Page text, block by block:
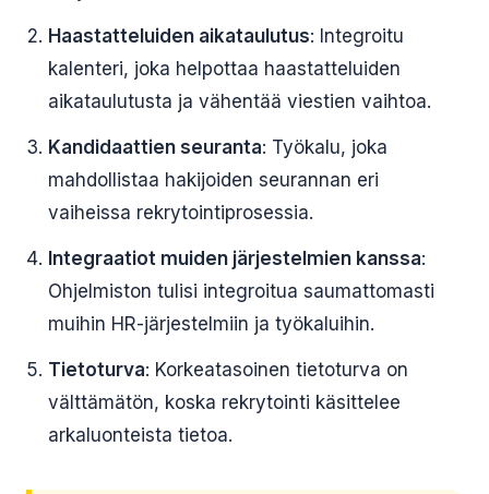
Haastatteluiden aikataulutus: Integroitu
kalenteri, joka helpottaa haastatteluiden
aikataulutusta ja vähentää viestien vaihtoa.
Kandidaattien seuranta: Työkalu, joka
mahdollistaa hakijoiden seurannan eri
vaiheissa rekrytointiprosessia.
Integraatiot muiden järjestelmien kanssa:
Ohjelmiston tulisi integroitua saumattomasti
muihin HR-järjestelmiin ja työkaluihin.
Tietoturva: Korkeatasoinen tietoturva on
välttämätön, koska rekrytointi käsittelee
arkaluonteista tietoa.